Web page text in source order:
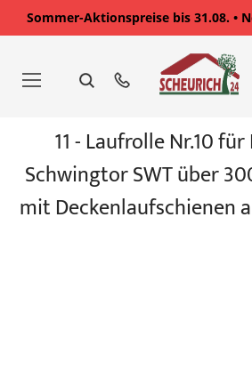
Sommer-Aktionspreise bis 31.08. •
springen
Bildgalerie
springen
11 - Laufrolle Nr.10
Schwingtor SWT über
mit Deckenlaufschienen